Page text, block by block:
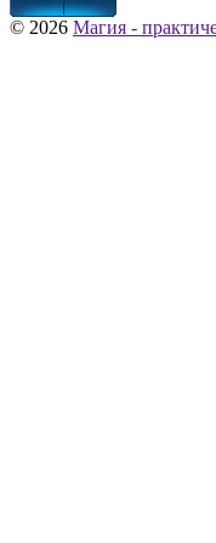
© 2026 Магия -